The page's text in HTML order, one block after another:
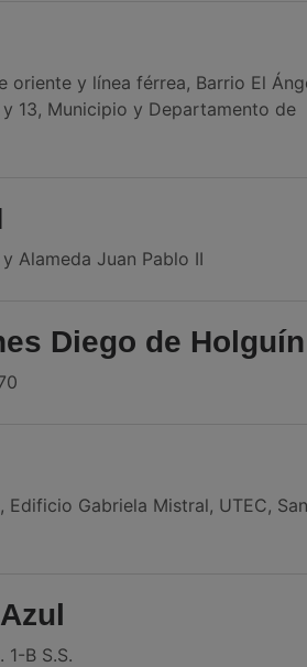
oriente y línea férrea, Barrio El
13, Municipio y Departamento de
Alameda Juan Pablo II
Diego de Holguín
Edificio Gabriela Mistral, UTEC, San
1-B S.S.